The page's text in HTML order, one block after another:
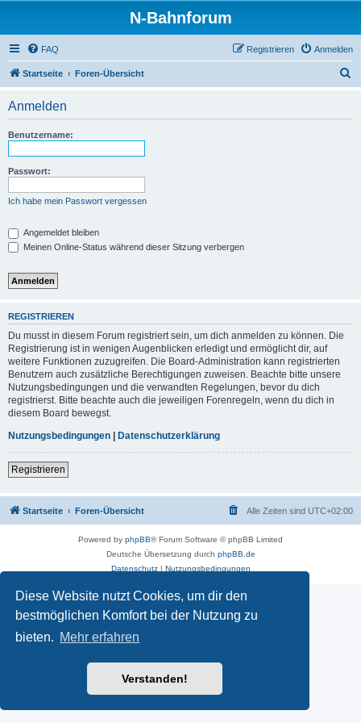
Diese Website nutzt Cookies, um dir den
bestmöglichen Komfort bei der Nutzung zu
bieten. Mehr erfahren
Verstanden!
N-Bahnforum
FAQ Anmelden
Registrieren
Startseite Foren-Übersicht
Anmelden
Benutzername:
Passwort:
Ich habe mein Passwort vergessen
Angemeldet bleiben
Meinen Online-Status während dieser Sitzung verbergen
REGISTRIEREN
Du musst in diesem Forum registriert sein, um dich anmelden zu können. Die
Registrierung ist in wenigen Augenblicken erledigt und ermöglicht dir, auf
weitere Funktionen zuzugreifen. Die Board-Administration kann registrierten
Benutzern auch zusätzliche Berechtigungen zuweisen. Beachte bitte unsere
Nutzungsbedingungen und die verwandten Regelungen, bevor du dich
registrierst. Bitte beachte auch die jeweiligen Forenregeln, wenn du dich in
diesem Board bewegst.
Nutzungsbedingungen | Datenschutzerklärung
Registrieren
Startseite Foren-Übersicht Alle Zeiten sind UTC+02:00
Powered by phpBB® Forum Software © phpBB Limited
Deutsche Übersetzung durch phpBB.de
Datenschutz| Nutzungsbedingungen